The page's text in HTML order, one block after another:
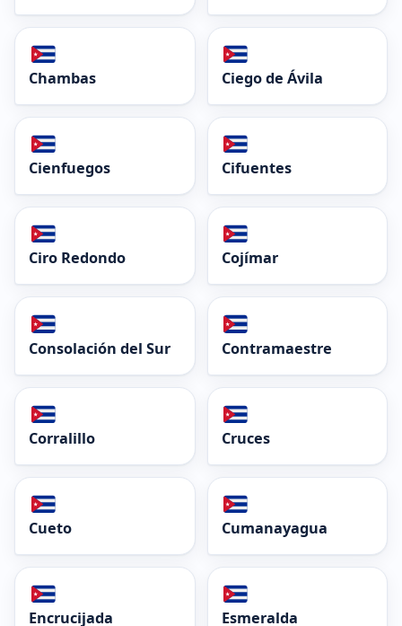
Chambas Ciego de Ávila
Cienfuegos Cifuentes
Ciro Redondo Cojímar
Consolación del Sur Contramaestre
Corralillo Cruces
Cueto Cumanayagua
Encrucijada Esmeralda